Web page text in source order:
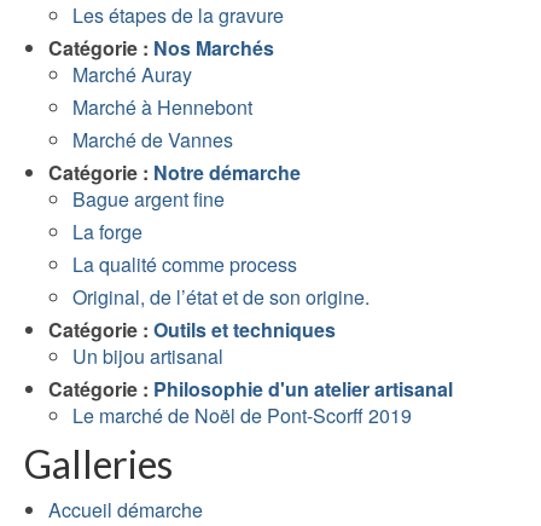
Les étapes de la gravure
Catégorie : Nos Marchés
Marché Auray
Marché à Hennebont
Marché de Vannes
Catégorie : Notre démarche
Bague argent fine
La forge
La qualité comme process
Original, de l’état et de son origine.
Catégorie : Outils et techniques
Un bijou artisanal
Catégorie : Philosophie d'un atelier artisanal
Le marché de Noël de Pont-Scorff 2019
Galleries
Accueil démarche